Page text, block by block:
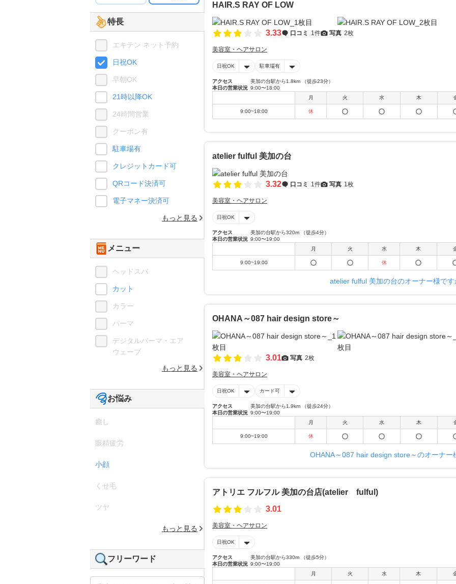
HAIR.S RAY OF LOW
3.33 口コミ 1件 写真 2枚
美容室・ヘアサロン
日祝OK 駐車場有
アクセス
美加の台駅から1.8km （徒歩23分）
本日の営業状況 9:00〜18:00
月
火 水 木
9:00~18:00 休
atelier fulful 美加の台
3.32 口コミ 1件 写真 1枚
美容室・ヘアサロン
日祝OK
アクセス
美加の台駅から320m （徒歩4分）
本日の営業状況 9:00〜19:00
月
火 水 木
9:00~19:00 休
atelier fulful 美加の台のオーナー様です
OHANA～087 hair design store～
3.01 写真 2枚
美容室・ヘアサロン
日祝OK カード可
アクセス
美加の台駅から1.9km （徒歩24分）
本日の営業状況 9:00〜19:00
月
火 水 木
9:00~19:00 休
OHANA～087 hair design store～のオーナー
アトリエ フルフル 美加の台店(atelier fulful)
3.01
美容室・ヘアサロン
日祝OK
アクセス
美加の台駅から330m （徒歩5分）
本日の営業状況 9:00〜19:00
月
火 水 木
特長
エキテン ネット予約
日祝OK
早朝OK
21時以降OK
24時間営業
クーポン有
駐車場有
クレジットカード可
QRコード決済可
電子マネー決済可
もっと見る
メニュー
ヘッドスパ
カット
カラー
パーマ
デジタルパーマ・エア
ウェーブ
もっと見る
お悩み
癒し
眼精疲労
小顔
くせ毛
ツヤ
もっと見る
フリーワード